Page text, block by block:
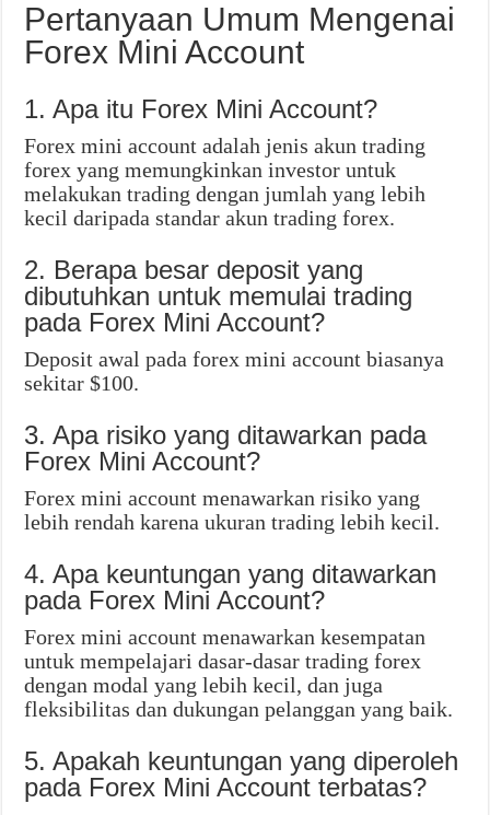
Pertanyaan Umum Mengenai
Forex Mini Account
1. Apa itu Forex Mini Account?
Forex mini account adalah jenis akun trading
forex yang memungkinkan investor untuk
melakukan trading dengan jumlah yang lebih
kecil daripada standar akun trading forex.
2. Berapa besar deposit yang
dibutuhkan untuk memulai trading
pada Forex Mini Account?
Deposit awal pada forex mini account biasanya
sekitar $100.
3. Apa risiko yang ditawarkan pada
Forex Mini Account?
Forex mini account menawarkan risiko yang
lebih rendah karena ukuran trading lebih kecil.
4. Apa keuntungan yang ditawarkan
pada Forex Mini Account?
Forex mini account menawarkan kesempatan
untuk mempelajari dasar-dasar trading forex
dengan modal yang lebih kecil, dan juga
fleksibilitas dan dukungan pelanggan yang baik.
5. Apakah keuntungan yang diperoleh
pada Forex Mini Account terbatas?